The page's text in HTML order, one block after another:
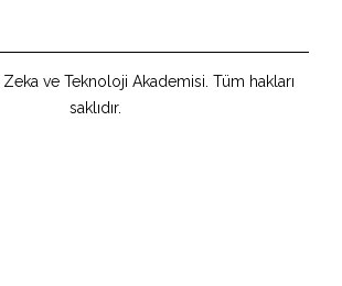
ve Teknoloji Akademisi. Tüm hakları
saklıdır.